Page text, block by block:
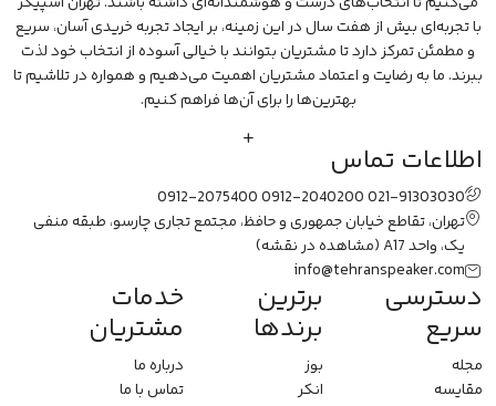
با تجربه‌ای بیش از هفت سال در این زمینه، بر ایجاد تجربه خریدی آسان، سریع
و مطمئن تمرکز دارد تا مشتریان بتوانند با خیالی آسوده از انتخاب خود لذت
ببرند. ما به رضایت و اعتماد مشتریان اهمیت می‌دهیم و همواره در تلاشیم تا
بهترین‌ها را برای آن‌ها فراهم کنیم.
اطلاعات تماس
021-91303030
0912-2040200
0912-2075400
تهران، تقاطع خیابان جمهوری و حافظ، مجتمع تجاری چارسو، طبقه منفی
یک، واحد A17
(مشاهده در نقشه)
info@tehranspeaker.com
دسترسی
سریع
مجله
مقایسه
برترین
برندها
بوز
انکر
خدمات
مشتریان
درباره ما
تماس با ما